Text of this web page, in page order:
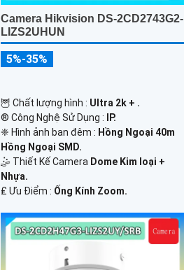
Camera Hikvision DS-2CD2743G2-
LIZS2UHUN
5%-35%
🦉 Chất lượng hình : Ultra 2k + .
®️ Công Nghệ Sử Dụng : IP.
❈ Hình ảnh ban đêm : Hồng Ngoại 40m
Hồng Ngoại SMD.
🤹 Thiết Kế Camera Dome Kim loại +
Nhựa.
️₤ Ưu Điểm : Ống Kính Zoom.